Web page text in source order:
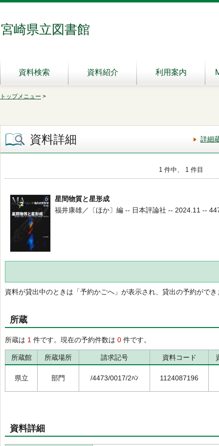
宮崎県立図書館
資料検索 資料紹介 利用案内
トップメニュー >
資料詳細 詳細
1 件中、 1 件目
星間物質と星形成
福井康雄／〔ほか〕編 -- 日本評論社 -- 2024.11 --
資料が貸出中のときは「予約かごへ」が表示され、貸出の予約ができ
所蔵
所蔵は 1 件です。現在の予約件数は 0 件です。
所蔵館 所蔵場所 請求記号 資料コード
県立 部門 /4473/0017/2ﾊﾝ 1124087196
資料詳細